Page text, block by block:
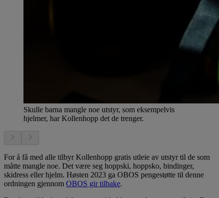
Skulle barna mangle noe utstyr, som eksempelvis
hjelmer, har Kollenhopp det de trenger.
For å få med alle tilbyr Kollenhopp gratis utleie av utstyr til de som
måtte mangle noe. Det være seg hoppski, hoppsko, bindinger,
skidress eller hjelm. Høsten 2023 ga OBOS pengestøtte til denne
ordningen gjennom OBOS gir tilbake.